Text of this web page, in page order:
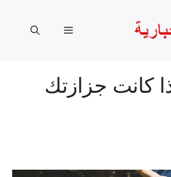
القائمة
كانت جزازتك